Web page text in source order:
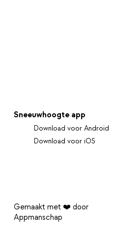
Sneeuwhoogte app
Download voor Android
Download voor iOS
Gemaakt met ❤️ door
Appmanschap